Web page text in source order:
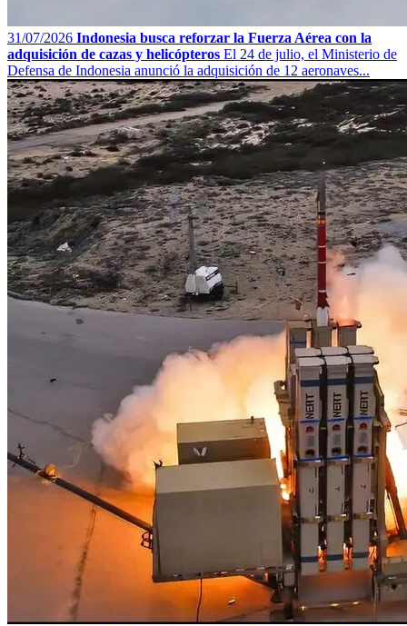
31/07/2026 Indonesia busca reforzar la Fuerza Aérea con la
adquisición de cazas y helicópteros El 24 de julio, el Ministerio de
Defensa de Indonesia anunció la adquisición de 12 aeronaves...